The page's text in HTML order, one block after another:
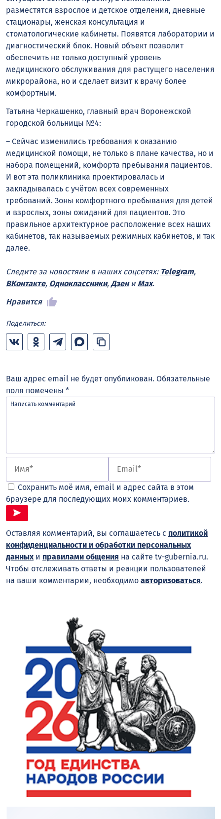
разместятся взрослое и детское отделения, дневные
стационары, женская консультация и
стоматологические кабинеты. Появятся лаборатории и
диагностический блок. Новый объект позволит
обеспечить не только доступный уровень
медицинского обслуживания для растущего населения
микрорайона, но и сделает визит к врачу более
комфортным.
Татьяна Черкашенко, главный врач Воронежской
городской больницы №4:
– Сейчас изменились требования к оказанию
медицинской помощи, не только в плане качества, но и
набора помещений, комфорта пребывания пациентов.
И вот эта поликлиника проектировалась и
закладывалась с учётом всех современных
требований. Зоны комфортного пребывания для детей
и взрослых, зоны ожиданий для пациентов. Это
правильное архитектурное расположение всех наших
кабинетов, так называемых режимных кабинетов, и так
далее.
Следите за новостями в наших соцсетях: Telegram,
ВКонтакте, Одноклассники, Дзени Max.
Нравится
Поделиться:
Ваш адрес email не будет опубликован. Обязательные
поля помечены *
Сохранить моё имя, email и адрес сайта в этом
браузере для последующих моих комментариев.
Оставляя комментарий, вы соглашаетесь с политикой
конфиденциальности и обработки персональных
данных и правилами общения на сайте tv-gubernia.ru.
Чтобы отслеживать ответы и реакции пользователей
на ваши комментарии, необходимо авторизоваться.